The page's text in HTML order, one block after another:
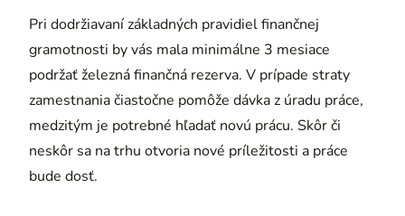
Pri dodržiavaní základných pravidiel finančnej
gramotnosti by vás mala minimálne 3 mesiace
podržať železná finančná rezerva. V prípade straty
zamestnania čiastočne pomôže dávka z úradu práce,
medzitým je potrebné hľadať novú prácu. Skôr či
neskôr sa na trhu otvoria nové príležitosti a práce
bude dosť.